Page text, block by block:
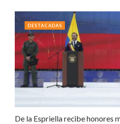
De la Espriella recibe honores
DESTACADAS